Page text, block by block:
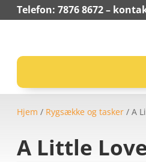
Telefon: 7876 8672 –
Hjem / Rygsække og tasker / A
A Little